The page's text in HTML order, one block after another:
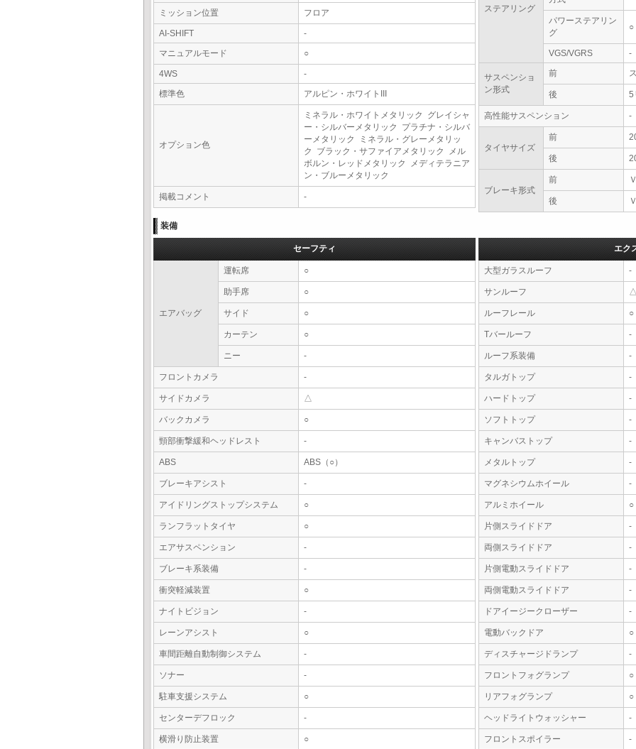
ミッション位置 フロア
AI-SHIFT
-
マニュアルモード
○
4WS
-
標準色
アルピン・ホワイトIII
オプション色
ミネラル・ホワイトメタリック グレイシャ
ー・シルバーメタリック プラチナ・シルバ
ーメタリック ミネラル・グレーメタリッ
ク ブラック・サファイアメタリック メル
ボルン・レッドメタリック メディテラニア
ン・ブルーメタリック
掲載コメント -
ステアリング
パワーステアリン
グ
○
VGS/VGRS -
サスペンショ
ン形式
前
後 5
高性能サスペンション -
タイヤサイズ
前
後
ブレーキ形式
前
後
装備
セーフティ
エアバッグ
運転席 ○
助手席 ○
サイド ○
カーテン ○
ニー -
フロントカメラ -
サイドカメラ △
バックカメラ ○
頸部衝撃緩和ヘッドレスト -
ABS ABS（○）
ブレーキアシスト -
アイドリングストップシステム ○
ランフラットタイヤ ○
エアサスペンション -
ブレーキ系装備 -
衝突軽減装置 ○
ナイトビジョン -
レーンアシスト ○
車間距離自動制御システム -
ソナー -
駐車支援システム ○
センターデフロック -
横滑り防止装置 ○
エク
大型ガラスルーフ -
サンルーフ △
ルーフレール ○
Tバールーフ -
ルーフ系装備 -
タルガトップ -
ハードトップ -
ソフトトップ -
キャンバストップ -
メタルトップ -
マグネシウムホイール -
アルミホイール ○
片側スライドドア -
両側スライドドア -
片側電動スライドドア -
両側電動スライドドア -
ドアイージークローザー -
電動バックドア ○
ディスチャージドランプ -
フロントフォグランプ ○
リアフォグランプ ○
ヘッドライトウォッシャー -
フロントスポイラー -